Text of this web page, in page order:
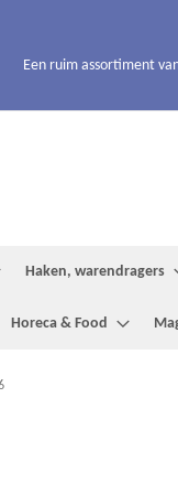
Een ruim assortiment
Haken, warendragers
Horeca & Food